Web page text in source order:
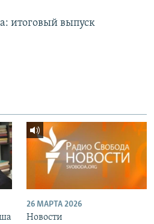
итоговый выпуск
26 МАРТА 2026
Новости